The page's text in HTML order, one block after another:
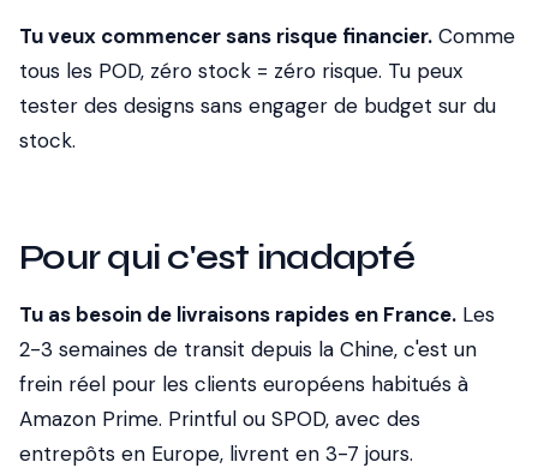
Tu veux commencer sans risque financier. Comme
tous les POD, zéro stock = zéro risque. Tu peux
tester des designs sans engager de budget sur du
stock.
Pour qui c'est inadapté
Tu as besoin de livraisons rapides en France. Les
2-3 semaines de transit depuis la Chine, c'est un
frein réel pour les clients européens habitués à
Amazon Prime. Printful ou SPOD, avec des
entrepôts en Europe, livrent en 3-7 jours.